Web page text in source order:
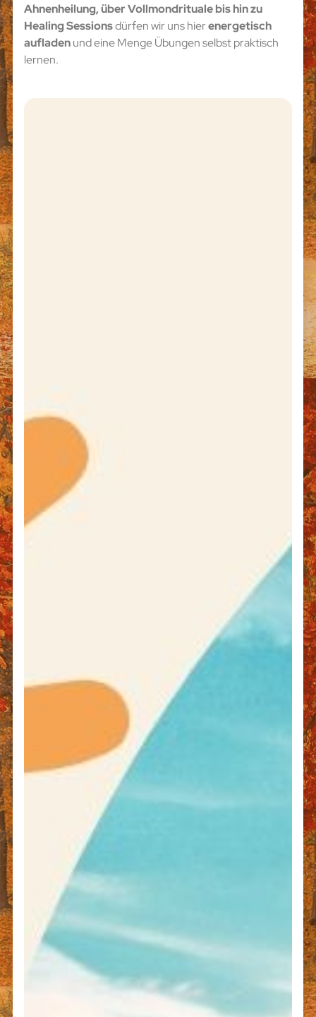
Ahnenheilung, über Vollmondrituale bis hin zu
Healing Sessionsdürfen wir uns hierenergetisch
aufladenund eine Menge Übungen selbst praktisch
lernen.